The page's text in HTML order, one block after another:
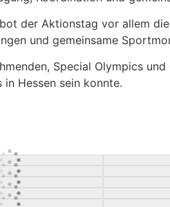
der Aktionstag vor allem
und gemeinsame
Special Olympics
Hessen sein konnte.